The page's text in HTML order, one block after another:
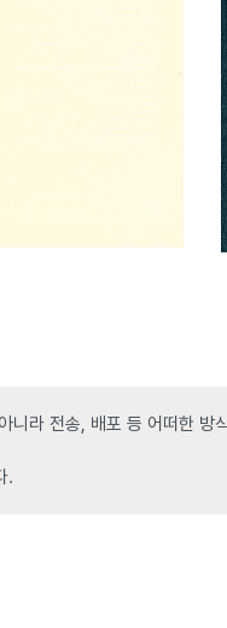
니라 전송, 배포 등 어떠한 방
.